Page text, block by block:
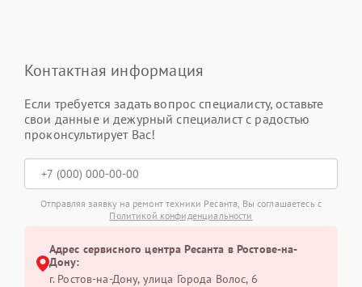
Контактная информация
Если требуется задать вопрос специалисту, оставьте
свои данные и дежурный специалист с радостью
проконсультирует Вас!
Отправляя заявку на ремонт техники Ресанта, Вы соглашаетесь с
Политикой конфиденциальности
Адрес сервисного центра Ресанта в Ростове-на-
Дону:
г. Ростов-на-Дону, улица Города Волос, 6